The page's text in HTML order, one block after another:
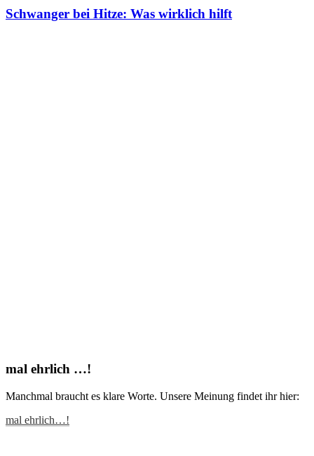
Schwanger bei Hitze: Was wirklich hilft
mal ehrlich …!
Manchmal braucht es klare Worte. Unsere Meinung findet ihr hier:
mal ehrlich…!